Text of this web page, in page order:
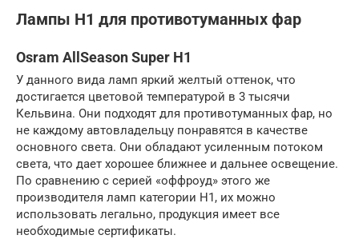
Лампы H1 для противотуманных фар
Osram AllSeason Super H1
У данного вида ламп яркий желтый оттенок, что
достигается цветовой температурой в 3 тысячи
Кельвина. Они подходят для противотуманных фар, но
не каждому автовладельцу понравятся в качестве
основного света. Они обладают усиленным потоком
света, что дает хорошее ближнее и дальнее освещение.
По сравнению с серией «оффроуд» этого же
производителя ламп категории H1, их можно
использовать легально, продукция имеет все
необходимые сертификаты.